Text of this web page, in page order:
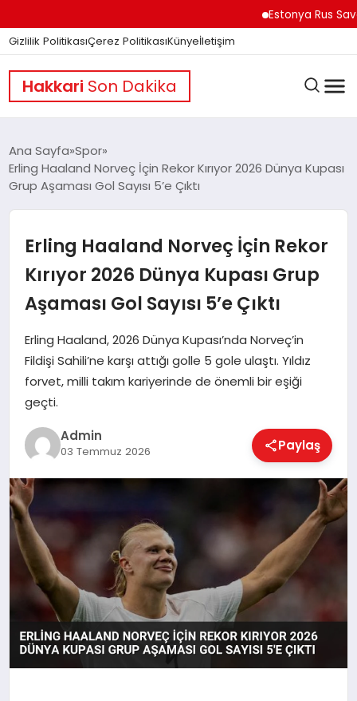
Estonya Rus
Gizlilik PolitikasıÇerez PolitikasıKünyeİletişim
Hakkari Son Dakika
GÜNDEM
DÜNYA
EĞITIM
EKONOMI
MAGAZIN
SAĞLIK
SPOR
TEKNOLOJI
Ana Sayfa Spor
Erling Haaland Norveç İçin Rekor Kırıyor 2026 Dünya Kupası
Grup Aşaması Gol Sayısı 5’e Çıktı
Erling Haaland Norveç İçin Rekor
Kırıyor 2026 Dünya Kupası Grup
Aşaması Gol Sayısı 5’e Çıktı
Erling Haaland, 2026 Dünya Kupası’nda Norveç’in
Fildişi Sahili’ne karşı attığı golle 5 gole ulaştı. Yıldız
forvet, milli takım kariyerinde de önemli bir eşiği
geçti.
Admin
03 Temmuz 2026 Paylaş